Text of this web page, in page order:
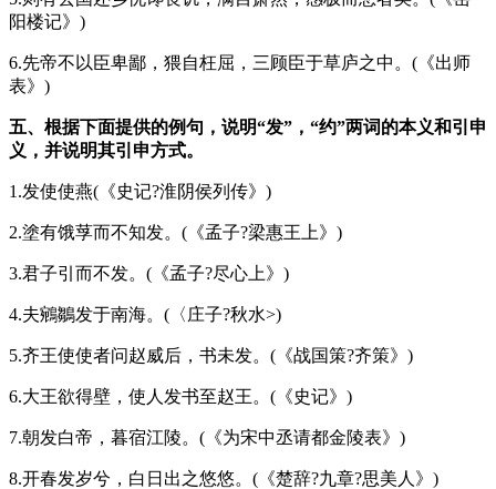
阳楼记》)
6.先帝不以臣卑鄙，猥自枉屈，三顾臣于草庐之中。(《出师
表》)
五、根据下面提供的例句，说明“发”，“约”两词的本义和引申
义，并说明其引申方式。
1.发使使燕(《史记?淮阴侯列传》)
2.塗有饿莩而不知发。(《孟子?梁惠王上》)
3.君子引而不发。(《孟子?尽心上》)
4.夫鵷鶵发于南海。(〈庄子?秋水>)
5.齐王使使者问赵威后，书未发。(《战国策?齐策》)
6.大王欲得壁，使人发书至赵王。(《史记》)
7.朝发白帝，暮宿江陵。(《为宋中丞请都金陵表》)
8.开春发岁兮，白日出之悠悠。(《楚辞?九章?思美人》)